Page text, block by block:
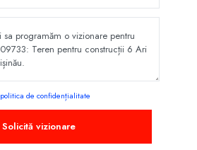
politica de confidențialitate
Solicită vizionare